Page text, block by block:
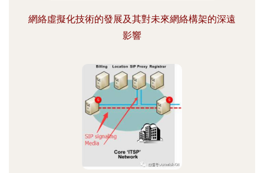
網絡虛擬化技術的發展及其對未來網絡構架的深遠
影響